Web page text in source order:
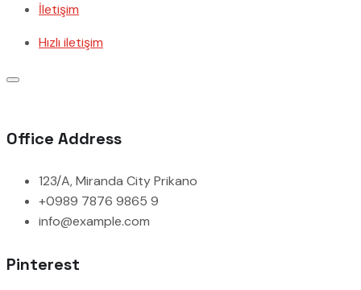
İletişim
Hızlı iletişim
Office Address
123/A, Miranda City Prikano
+0989 7876 9865 9
info@example.com
Pinterest